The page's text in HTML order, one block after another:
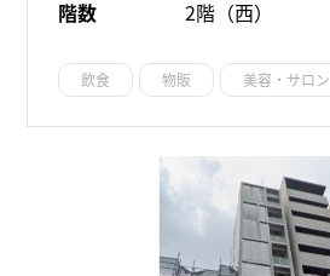
階数 2階（西）
飲食 物販 美容・サロン